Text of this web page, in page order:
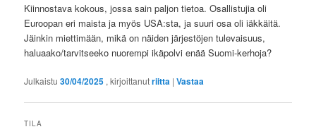
Kiinnostava kokous, jossa sain paljon tietoa. Osallistujia oli
Euroopan eri maista ja myös USA:sta, ja suuri osa oli iäkkäitä.
Jäinkin miettimään, mikä on näiden järjestöjen tulevaisuus,
haluaako/tarvitseeko nuorempi ikäpolvi enää Suomi-kerhoja?
Julkaistu30/04/2025 , kirjoittanutriitta |Vastaa
TILA